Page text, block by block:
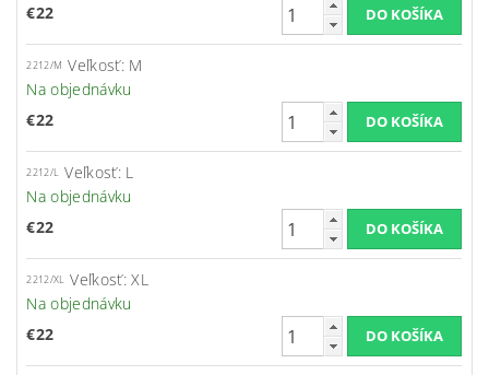
€22
2212/M Veľkosť: M
Na objednávku
€22
2212/L Veľkosť: L
Na objednávku
€22
2212/XL Veľkosť: XL
Na objednávku
€22